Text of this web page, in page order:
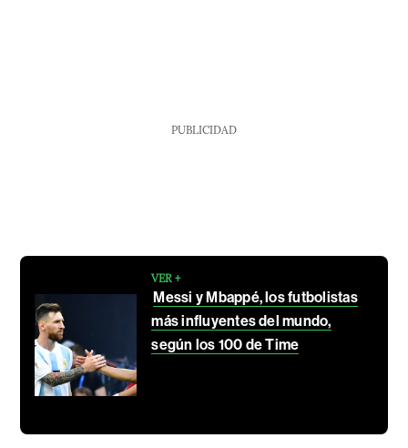
PUBLICIDAD
VER +
Messi y Mbappé, los futbolistas
más influyentes del mundo,
según los 100 de Time